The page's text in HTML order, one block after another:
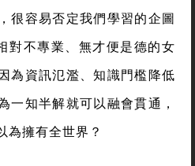
很容易否定我們學習的企圖
對不專業、無才便是德的女
為資訊氾濫、知識門檻降低
一知半解就可以融會貫通，
為擁有全世界？